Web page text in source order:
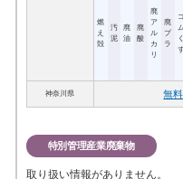
燃
え
殻
汚
泥
廃
油
廃
酸
廃
ア
ル
カ
リ
廃
プ
ラ
く
神奈川県 無
特別管理産業廃棄物
取り扱い情報がありません。